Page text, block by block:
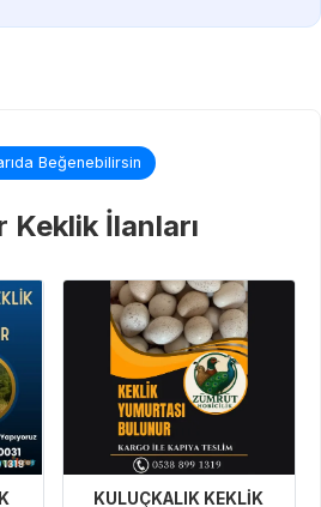
Beğenebilirsin
Keklik İlanları
KULUÇKALIK KEKLİK